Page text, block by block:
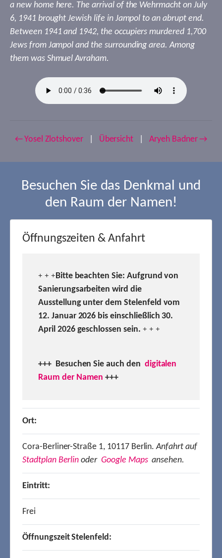
a new home here. The arrival of the Wehrmacht on July
6, 1941 brought Jewish life in Jampol to an abrupt end.
Between 1941 and 1942, the occupiers murdered 1,700
Jews from Jampol and the surrounding area. Among
them was Shmuel Avraham.
← Yosel Zlotshover Übersicht Aryeh Badner →
Besuchen Sie das Denkmal und
den Raum der Namen!
Öffnungszeiten & Anfahrt
+ + +Bitte beachten Sie: Aufgrund von
Sanierungsarbeiten wird die
Ausstellung unter dem Stelenfeld vom
12. Januar 2026 bis einschließlich 30.
April 2026 geschlossen sein. + + +
+++ Besuchen Sie auch den digitalen
Raum der Namen +++
Ort:
Cora-Berliner-Straße 1, 10117 Berlin.Anfahrt auf
Stadtplan Berlin oder Google Mapsansehen.
Eintritt:
Frei
Öffnungszeit Stelenfeld: